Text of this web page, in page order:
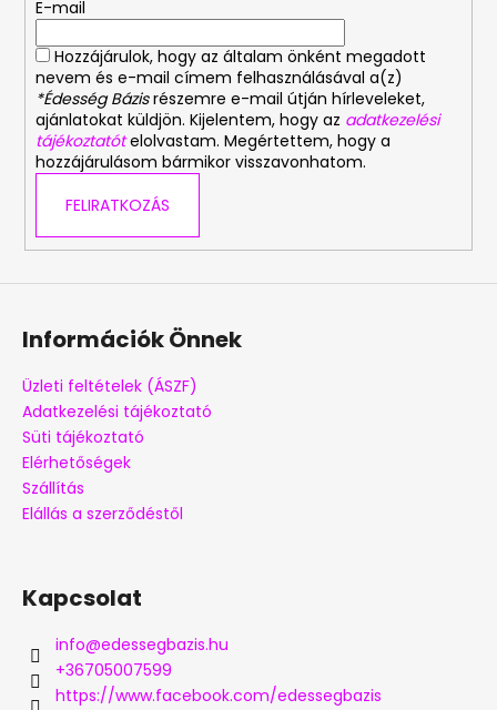
E-mail
Hozzájárulok, hogy az általam önként megadott
nevem és e-mail címem felhasználásával a(z)
*Édesség Bázisrészemre e-mail útján hírleveleket,
ajánlatokat küldjön. Kijelentem, hogy az adatkezelési
tájékoztatót elolvastam. Megértettem, hogy a
hozzájárulásom bármikor visszavonhatom.
FELIRATKOZÁS
Információk Önnek
Üzleti feltételek (ÁSZF)
Adatkezelési tájékoztató
Süti tájékoztató
Elérhetőségek
Szállítás
Elállás a szerződéstől
Kapcsolat
info@edessegbazis.hu
+36705007599
https://www.facebook.com/edessegbazis